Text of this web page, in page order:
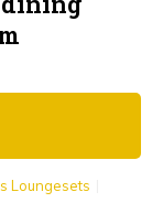
Loungesets